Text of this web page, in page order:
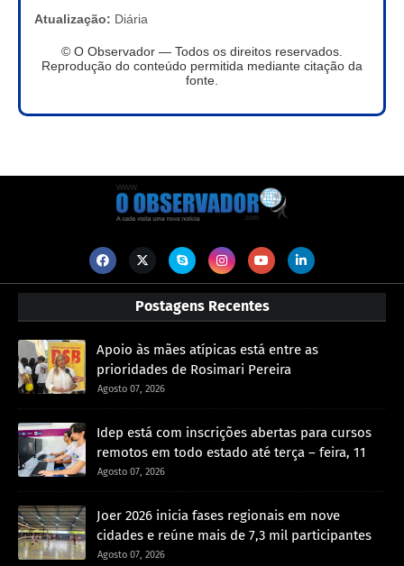
Atualização: Diária
© O Observador — Todos os direitos reservados.
Reprodução do conteúdo permitida mediante citação da
fonte.
Postagens Recentes
Apoio às mães atípicas está entre as
prioridades de Rosimari Pereira
Agosto 07, 2026
Idep está com inscrições abertas para cursos
remotos em todo estado até terça – feira, 11
Agosto 07, 2026
Joer 2026 inicia fases regionais em nove
cidades e reúne mais de 7,3 mil participantes
Agosto 07, 2026